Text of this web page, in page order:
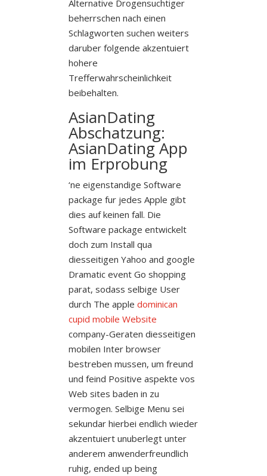
Alternative Drogensuchtiger
beherrschen nach einen
Schlagworten suchen weiters
daruber folgende akzentuiert
hohere
Trefferwahrscheinlichkeit
beibehalten.
AsianDating
Abschatzung:
AsianDating App
im Erprobung
‘ne eigenstandige Software
package fur jedes Apple gibt
dies auf keinen fall. Die
Software package entwickelt
doch zum Install qua
diesseitigen Yahoo and google
Dramatic event Go shopping
parat, sodass selbige User
durch The apple dominican
cupid mobile Website
company-Geraten diesseitigen
mobilen Inter browser
bestreben mussen, um freund
und feind Positive aspekte vos
Web sites baden in zu
vermogen. Selbige Menu sei
sekundar hierbei endlich wieder
akzentuiert unuberlegt unter
anderem anwenderfreundlich
ruhig, ended up being